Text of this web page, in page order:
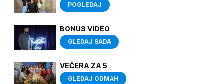
POGLEDAJ
BONUS VIDEO
GLEDAJ SADA
VEČERA ZA 5
GLEDAJ ODMAH